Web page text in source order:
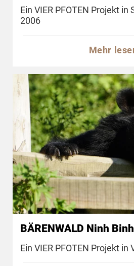
Ein VIER PFOTEN Projekt
2006
Mehr
BÄRENWALD Ninh Binh
Ein VIER PFOTEN Projekt